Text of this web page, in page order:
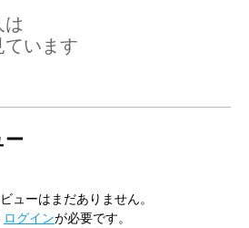
は
ています
ー
ューはまだありません。
ログインが必要です。